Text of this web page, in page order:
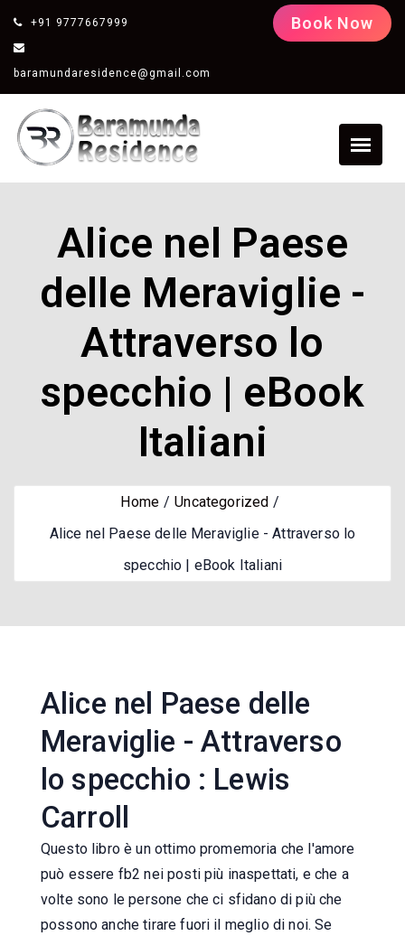
+91 9777667999
baramundaresidence@gmail.com
Book Now
Alice nel Paese
delle Meraviglie -
Attraverso lo
specchio | eBook
Italiani
Home
Uncategorized
Alice nel Paese delle Meraviglie - Attraverso lo
specchio | eBook Italiani
Alice nel Paese delle
Meraviglie - Attraverso
lo specchio : Lewis
Carroll
Questo libro è un ottimo promemoria che l'amore
può essere fb2 nei posti più inaspettati, e che a
volte sono le persone che ci sfidano di più che
possono anche tirare fuori il meglio di noi. Se